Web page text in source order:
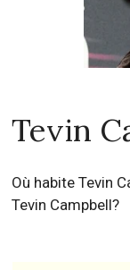
Tevin
Où habite Tevin
Tevin Campbell?